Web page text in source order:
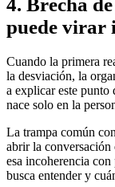
puede virar
Cuando la primera
la desviación, la
a explicar este punto
nace solo en la
La trampa común
abrir la
esa incoherencia
busca entender y